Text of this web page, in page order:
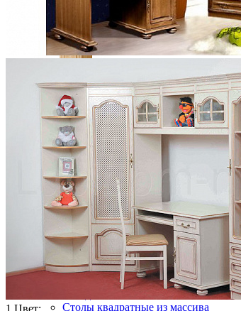
Шкаф одностворчатый PIN MAGIC KEC2
45 551 ₽
50 612 ₽
В корзину
-10%
Столовая
Буфеты и бары
Комоды для кухни
Лавки и скамьи
Полки и ящики
Столы кофейные и чайные
Столы квадратные из массива